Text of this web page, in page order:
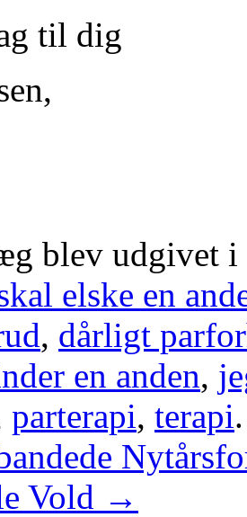
til dig
blev udgivet i
elske en
, dårligt
en anden,
parterapi, terapi
Vold →